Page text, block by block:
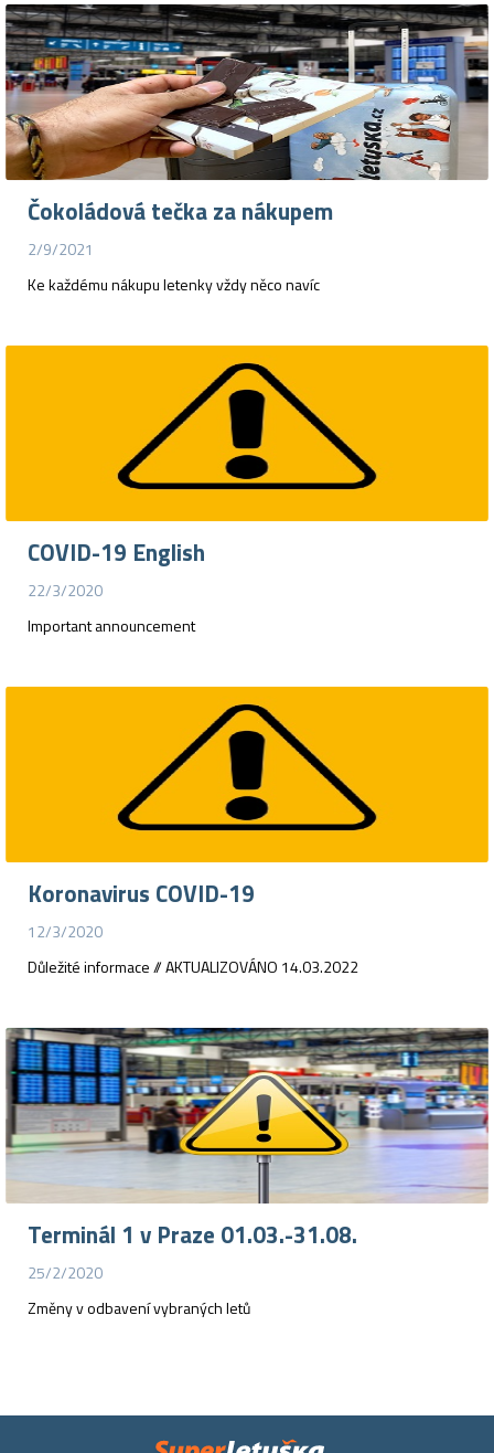
Čokoládová tečka za nákupem
2/9/2021
Ke každému nákupu letenky vždy něco navíc
COVID-19 English
22/3/2020
Important announcement
Koronavirus COVID-19
12/3/2020
Důležité informace // AKTUALIZOVÁNO 14.03.2022
Terminál 1 v Praze 01.03.-31.08.
25/2/2020
Změny v odbavení vybraných letů